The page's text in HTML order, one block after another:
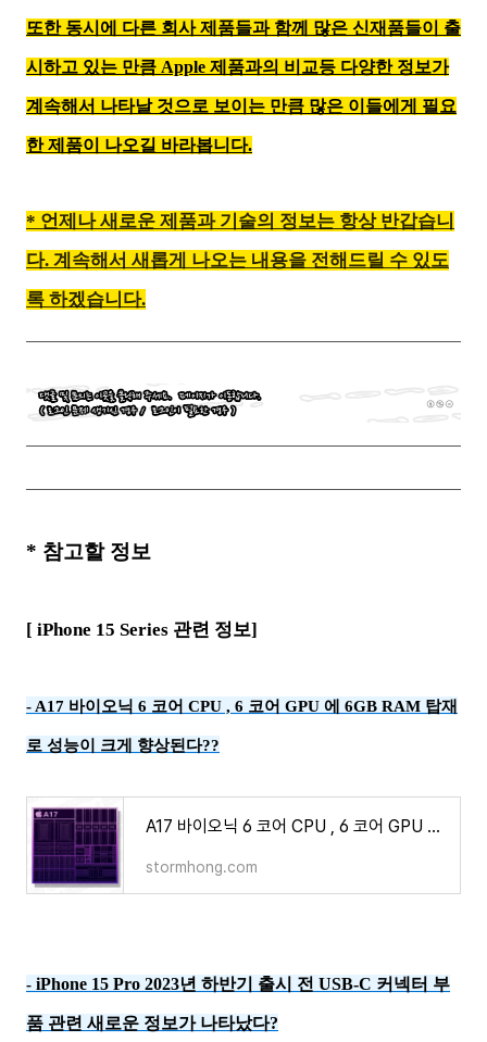
또한 동시에 다른 회사 제품들과 함께 많은 신재품들이 출
시하고 있는 만큼 Apple 제품과의 비교등 다양한 정보가
계속해서 나타날 것으로 보이는 만큼 많은 이들에게 필요
한 제품이 나오길 바라봅니다.
* 언제나 새로운 제품과 기술의 정보는 항상 반갑습니
다. 계속해서 새롭게 나오는 내용을 전해드릴 수 있도
록 하겠습니다.
* 참고할 정보
[ iPhone 15 Series 관련 정보]
- A17 바이오닉 6 코어 CPU , 6 코어 GPU 에 6GB RAM 탑재
로 성능이 크게 향상된다??
A17 바이오닉 6 코어 CPU , 6 코어 GPU 에 6GB RAM 탑재로 성능이 크게 향상된다??
stormhong.com
- iPhone 15 Pro 2023년 하반기 출시 전 USB-C 커넥터 부
품 관련 새로운 정보가 나타났다?